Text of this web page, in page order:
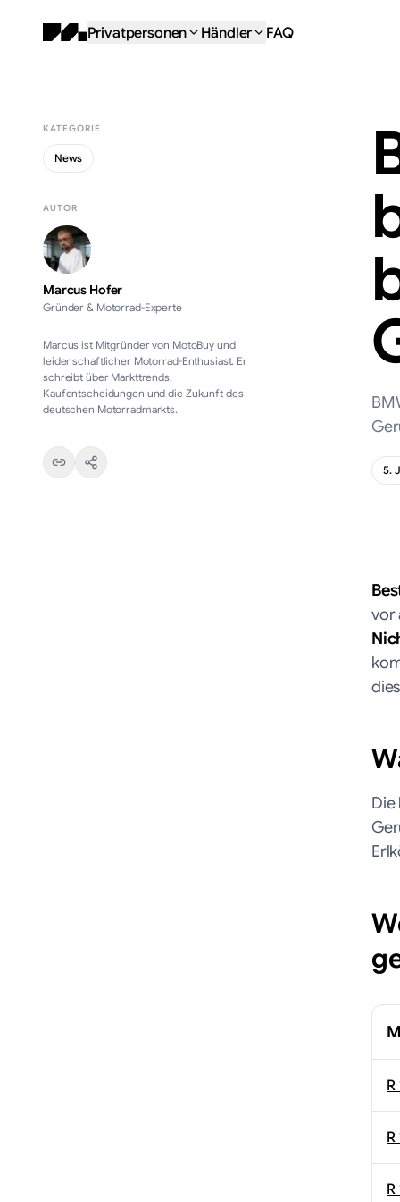
Privatpersonen Händler FAQ
KATEGORIE
News
AUTOR
Marcus Hofer
Gründer & Motorrad-Experte
Marcus ist Mitgründer von MotoBuy und
leidenschaftlicher Motorrad-Enthusiast. Er
schreibt über Markttrends,
Kaufentscheidungen und die Zukunft des
deutschen Motorradmarkts.
5.
vor